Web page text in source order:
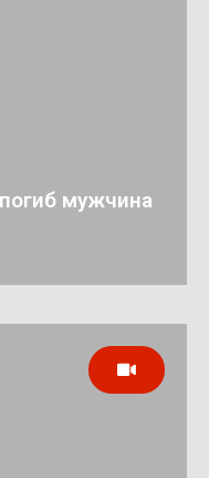
мужчина